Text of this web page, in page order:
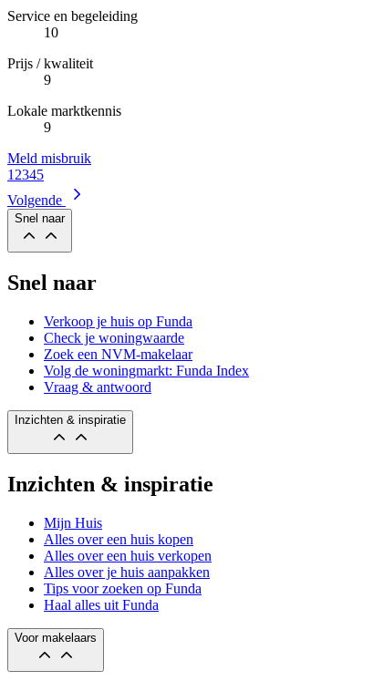
Service en begeleiding
10
Prijs / kwaliteit
9
Lokale marktkennis
9
Meld misbruik
1 2345
Volgende
Snel naar
Snel naar
Verkoop je huis op Funda
Check je woningwaarde
Zoek een NVM-makelaar
Volg de woningmarkt: Funda Index
Vraag & antwoord
Inzichten & inspiratie
Inzichten & inspiratie
Mijn Huis
Alles over een huis kopen
Alles over een huis verkopen
Alles over je huis aanpakken
Tips voor zoeken op Funda
Haal alles uit Funda
Voor makelaars